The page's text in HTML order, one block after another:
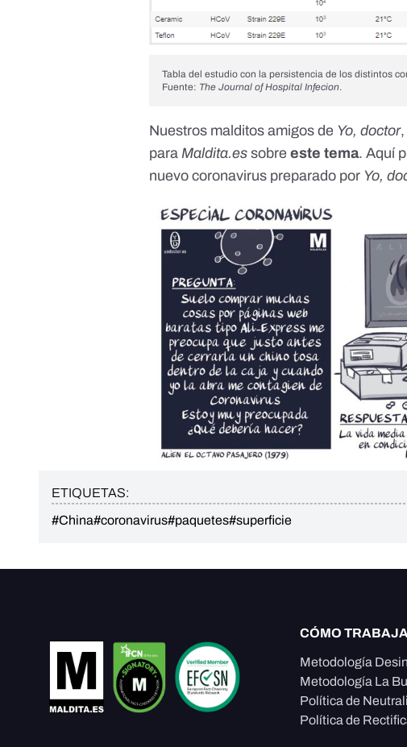
Tabla del estudio con la persistencia de los distintos
Fuente: The Journal of Hospital Infecion.
Nuestros malditos amigos de Yo, doctor
para Maldita.es sobreeste tema.Aquí
nuevo coronavirus preparado por Yo,
ETIQUETAS:
#China#coronavirus#paquetes#superficie
CÓMO
Metodología
Metodología La
Política de
Política de